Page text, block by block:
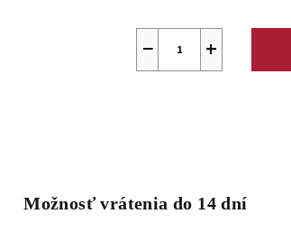
+
−
Možnosť vrátenia do 14 dní